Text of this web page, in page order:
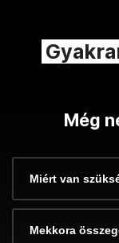
Még
Miért van
Mekkora